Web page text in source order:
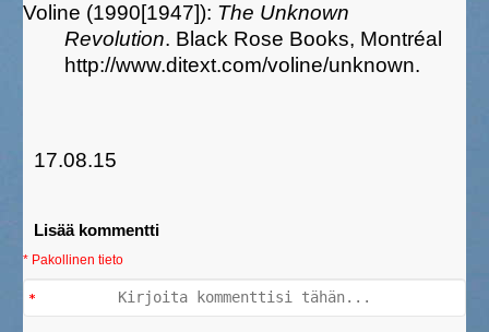
Voline (1990[1947]): The Unknown
Revolution. Black Rose Books, Montréal
http://www.ditext.com/voline/unknown.
17.08.15
Lisää kommentti
* Pakollinen tieto